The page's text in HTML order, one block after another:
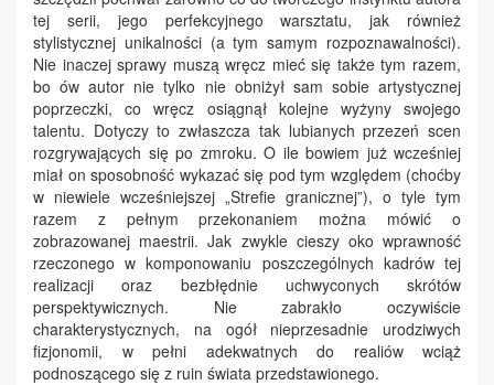
tej serii, jego perfekcyjnego warsztatu, jak również
stylistycznej unikalności (a tym samym rozpoznawalności).
Nie inaczej sprawy muszą wręcz mieć się także tym razem,
bo ów autor nie tylko nie obniżył sam sobie artystycznej
poprzeczki, co wręcz osiągnął kolejne wyżyny swojego
talentu. Dotyczy to zwłaszcza tak lubianych przezeń scen
rozgrywających się po zmroku. O ile bowiem już wcześniej
miał on sposobność wykazać się pod tym względem (choćby
w niewiele wcześniejszej „Strefie granicznej”), o tyle tym
razem z pełnym przekonaniem można mówić o
zobrazowanej maestrii. Jak zwykle cieszy oko wprawność
rzeczonego w komponowaniu poszczególnych kadrów tej
realizacji oraz bezbłędnie uchwyconych skrótów
perspektywicznych. Nie zabrakło oczywiście
charakterystycznych, na ogół nieprzesadnie urodziwych
fizjonomii, w pełni adekwatnych do realiów wciąż
podnoszącego się z ruin świata przedstawionego.